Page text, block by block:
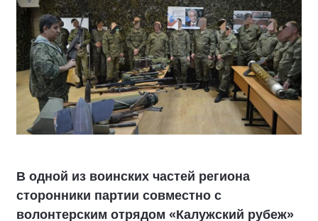
В одной из воинских частей региона
сторонники партии совместно с
волонтерским отрядом «Калужский рубеж»